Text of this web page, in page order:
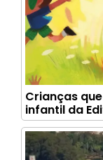
Crianças
infantil da